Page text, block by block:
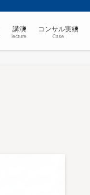
講演
lecture
コンサル実績
Case